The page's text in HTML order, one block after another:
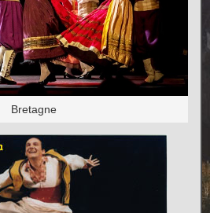
Bretagne